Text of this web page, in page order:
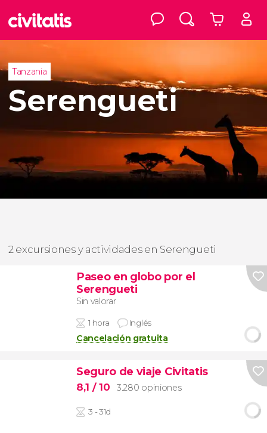
Tanzania
Serengueti
2 excursiones y actividades en Serengueti
Paseo en globo por el
Serengueti
Sin valorar
1 hora Inglés
Cancelación gratuita
Seguro de viaje Civitatis
8,1 / 10 3.280 opiniones
3 - 31d